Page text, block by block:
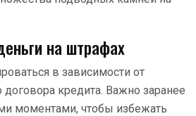
на штрафах
в зависимости от
договора кредита. Важно заранее
моментами, чтобы избежать